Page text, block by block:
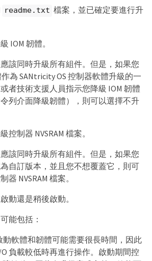
readme.txt 檔案，並已確定要進行升
IOM 韌體。
該同時升級所有組件。但是，如果您
為 SANtricity OS 控制器軟體升級的一
者技術支援人員指示您降級 IOM 韌體
令列介面降級韌體），則可以選擇不升
控制器 NVSRAM 檔案。
該同時升級所有組件。但是，如果您
自訂版本，並且您不想覆蓋它，則可
器 NVSRAM 檔案。
動還是稍後啟動。
能包括：
軟體和韌體可能需要很長時間，因此
負載較低時再進行操作。啟動期間控